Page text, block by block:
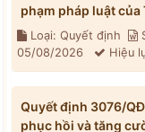
phạm pháp luật
Loại: Quyết định
05/08/2026
Hiệu
Quyết định 3076/
phục hồi và tăng